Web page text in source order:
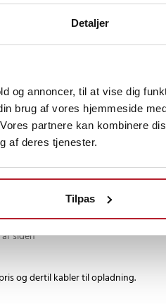
Detaljer
og annoncer, til at vise dig
brug af vores hjemmeside
partnere kan kombinere
af deres tjenester.
Tilpas
stærkt
siden
og dertil kabler til opladning.